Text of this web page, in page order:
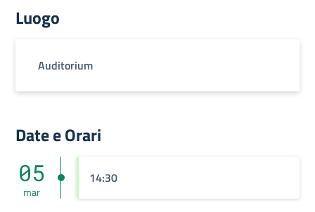
Luogo
Auditorium
Date e Orari
05
mar
14:30